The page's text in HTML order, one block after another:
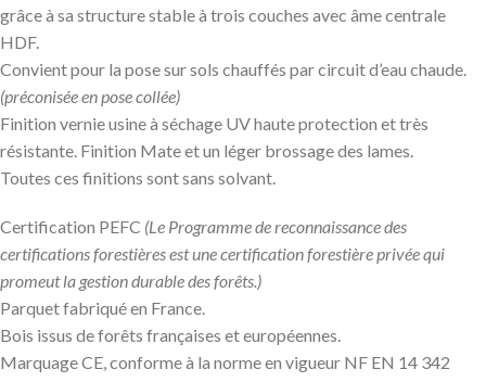
grâce à sa structure stable à trois couches avec âme centrale
HDF.
Convient pour la pose sur sols chauffés par circuit d’eau chaude.
(préconisée en pose collée)
Finition vernie usine à séchage UV haute protection et très
résistante. Finition Mate et un léger brossage des lames.
Toutes ces finitions sont sans solvant.
Certification PEFC (Le Programme de reconnaissance des
certifications forestières est une certification forestière privée qui
promeut la gestion durable des forêts.)
Parquet fabriqué en France.
Bois issus de forêts françaises et européennes.
Marquage CE, conforme à la norme en vigueur NF EN 14 342